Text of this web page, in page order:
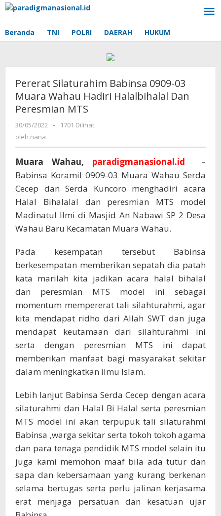
Lewati
Beranda TNI POLRI DAERAH HUKUM
Pererat Silaturahim Babinsa 0909-03
Muara Wahau Hadiri Halalbihalal Dan
Peresmian MTS
30/05/2022
oleh
-
1701 Dilihat
oleh nana
Muara Wahau, paradigmanasional.id
–
Babinsa Koramil 0909-03 Muara Wahau Serda
Cecep dan Serda Kuncoro menghadiri acara
Halal Bihalalal dan peresmian MTS model
Madinatul Ilmi di Masjid An Nabawi SP 2 Desa
Wahau Baru Kecamatan Muara Wahau.
Pada kesempatan tersebut Babinsa
berkesempatan memberikan sepatah dia patah
kata marilah kita jadikan acara halal bihalal
dan peresmian MTS model ini sebagai
momentum mempererat tali silahturahmi, agar
kita mendapat ridho dari Allah SWT dan juga
mendapat keutamaan dari silahturahmi ini
serta dengan peresmian MTS ini dapat
memberikan manfaat bagi masyarakat sekitar
dalam meningkatkan ilmu Islam.
Lebih lanjut Babinsa Serda Cecep dengan acara
silaturahmi dan Halal Bi Halal serta peresmian
MTS model ini akan terpupuk tali silaturahmi
Babinsa ,warga sekitar serta tokoh tokoh agama
dan para tenaga pendidik MTS model selain itu
juga kami memohon maaf bila ada tutur dan
sapa dan kebersamaan yang kurang berkenan
selama bertugas serta perlu jalinan kerjasama
erat menjaga persatuan dan kesatuan ujar